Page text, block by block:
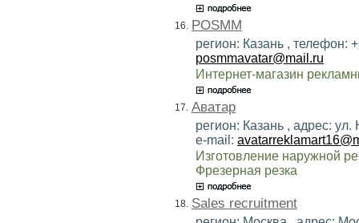
16. POSMM
регион: Казань , телефон:
posmmavatar@mail.ru
Интернет-магазин
17. Аватар
регион: Казань , адрес:
e-mail:
Изготовление наружной
Фрезерная резка
18. Sales recruitment